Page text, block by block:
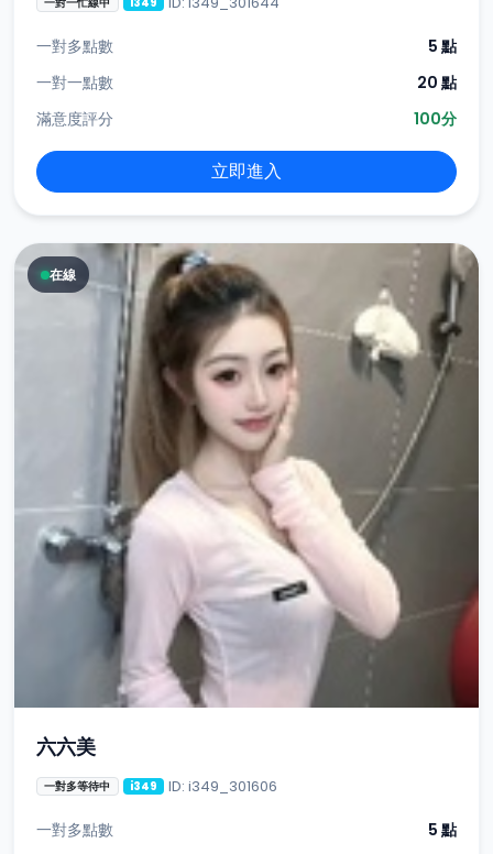
一對多點數
5 點
一對一點數
20 點
滿意度評分
100分
立即進入
在線
六六美
一對多等待中 i349 ID: i349_301606
一對多點數
5 點